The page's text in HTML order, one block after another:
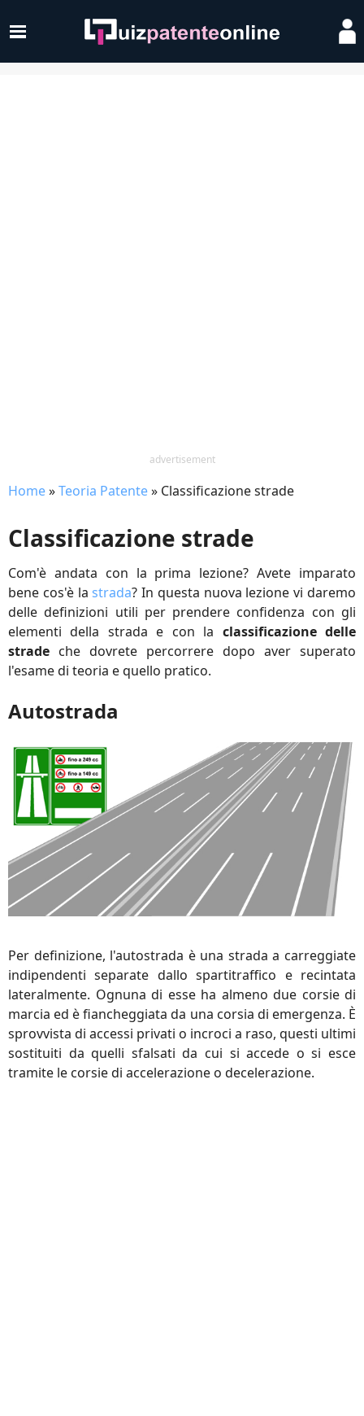
advertisement
Home»Teoria Patente» Classificazione strade
Classificazione strade
Com'è andata con la prima lezione? Avete imparato
bene cos'è lastrada? In questa nuova lezione vi daremo
delle definizioni utili per prendere confidenza con gli
elementi della strada e con la classificazione delle
strade che dovrete percorrere dopo aver superato
l'esame di teoria e quello pratico.
Autostrada
Per definizione, l'autostrada è una strada a carreggiate
indipendenti separate dallo spartitraffico e recintata
lateralmente. Ognuna di esse ha almeno due corsie di
marcia ed è fiancheggiata da una corsia di emergenza. È
sprovvista di accessi privati o incroci a raso, questi ultimi
sostituiti da quelli sfalsati da cui si accede o si esce
tramite le corsie di accelerazione o decelerazione.